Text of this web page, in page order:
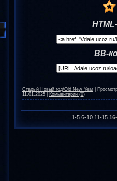
BB-
Старый Новый год/Old New Year
11.01.2025
Комментарии (0)
1-5 6-10 11-15